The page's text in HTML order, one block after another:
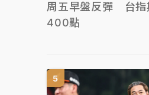
周五早盤反彈 台指
400點